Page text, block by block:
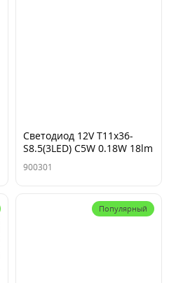
Cветодиод 12V T11x36-
S8.5(3LED) C5W 0.18W 18lm
белый TM NORD YADA
900301
Популярный